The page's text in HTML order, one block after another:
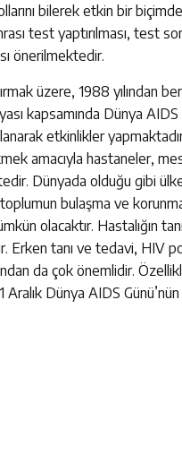
bilerek etkin bir
test yaptırılması, test
önerilmektedir.
üzere, 1988 yılından
kapsamında Dünya AIDS
etkinlikler
amacıyla hastaneler,
Dünyada olduğu gibi
toplumun bulaşma ve
olacaktır. Hastalığın
Erken tanı ve tedavi, HIV
da çok önemlidir.
Dünya AIDS